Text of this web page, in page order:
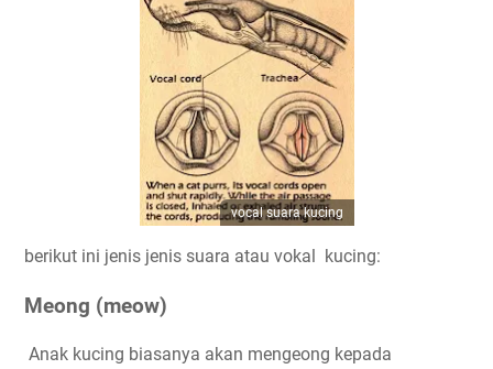
vocal suara kucing
berikut ini jenis jenis suara atau vokal kucing:
Meong (meow)
Anak kucing biasanya akan mengeong kepada